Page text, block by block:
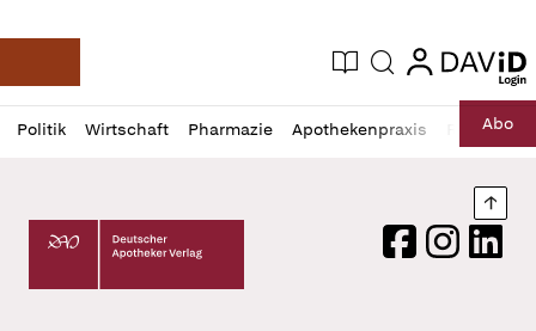
Deutsche Apotheker Zeitung
Aktuelle Ausgabe
Suche login
login
Politik Wirtschaft Pharmazie Apothekenpraxis RechtAbo
Profil
öffnen
Daz
Pur
Deutscher Apotheker Verlag Logo
FacebookInstagram